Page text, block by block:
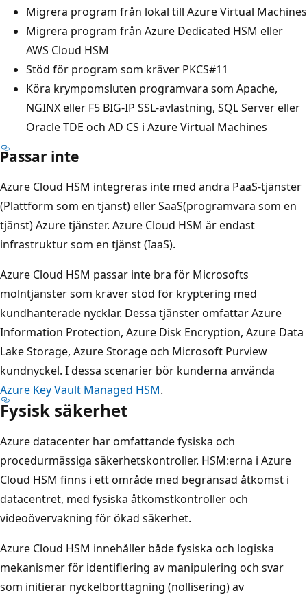
Migrera program från lokal till Azure Virtual Machines
Migrera program från Azure Dedicated HSM eller
AWS Cloud HSM
Stöd för program som kräver PKCS#11
Köra krympomsluten programvara som Apache,
NGINX eller F5 BIG-IP SSL-avlastning, SQL Server eller
Oracle TDE och AD CS i Azure Virtual Machines
Passar inte
Azure Cloud HSM integreras inte med andra PaaS-tjänster
(Plattform som en tjänst) eller SaaS(programvara som en
tjänst) Azure tjänster. Azure Cloud HSM är endast
infrastruktur som en tjänst (IaaS).
Azure Cloud HSM passar inte bra för Microsofts
molntjänster som kräver stöd för kryptering med
kundhanterade nycklar. Dessa tjänster omfattar Azure
Information Protection, Azure Disk Encryption, Azure Data
Lake Storage, Azure Storage och Microsoft Purview
kundnyckel. I dessa scenarier bör kunderna använda
Azure Key Vault Managed HSM.
Fysisk säkerhet
Azure datacenter har omfattande fysiska och
procedurmässiga säkerhetskontroller. HSM:erna i Azure
Cloud HSM finns i ett område med begränsad åtkomst i
datacentret, med fysiska åtkomstkontroller och
videoövervakning för ökad säkerhet.
Azure Cloud HSM innehåller både fysiska och logiska
mekanismer för identifiering av manipulering och svar
som initierar nyckelborttagning (nollisering) av